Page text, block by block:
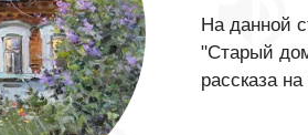
На данной
"Старый
рассказа